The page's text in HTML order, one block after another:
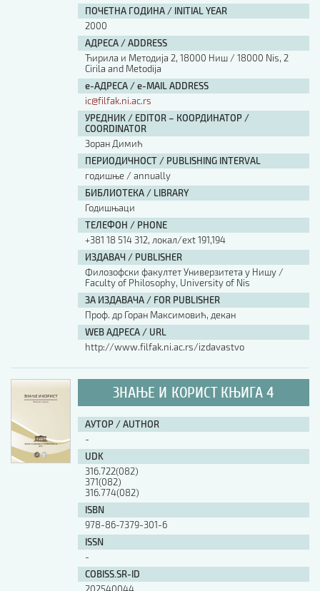
ПОЧЕТНА ГОДИНА / INITIAL YEAR
2000
АДРЕСА / ADDRESS
Ћирила и Методија 2, 18000 Ниш / 18000 Nis, 2
Cirila and Metodija
е-АДРЕСА / e-MAIL ADDRESS
ic@filfak.ni.ac.rs
УРЕДНИК / EDITOR – КООРДИНАТОР /
COORDINATOR
Зоран Димић
ПЕРИОДИЧНОСТ / PUBLISHING INTERVAL
годишње / annually
БИБЛИОТЕКА / LIBRARY
Годишњаци
ТЕЛЕФОН / PHONE
+381 18 514 312, локал/ext 191,194
ИЗДАВАЧ / PUBLISHER
Филозофски факултет Универзитета у Нишу /
Faculty of Philosophy, University of Nis
ЗА ИЗДАВАЧА / FOR PUBLISHER
Проф. др Горан Максимовић, декан
WEB АДРЕСА / URL
http://www.filfak.ni.ac.rs/izdavastvo
ЗНАЊЕ И КОРИСТ КЊИГА 4
АУТОР / AUTHOR
-
UDK
316.722(082)
371(082)
316.774(082)
ISBN
978-86-7379-301-6
ISSN
-
COBISS.SR-ID